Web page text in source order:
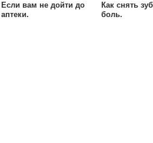
Если вам не дойти до
аптеки.
Как снять
боль.